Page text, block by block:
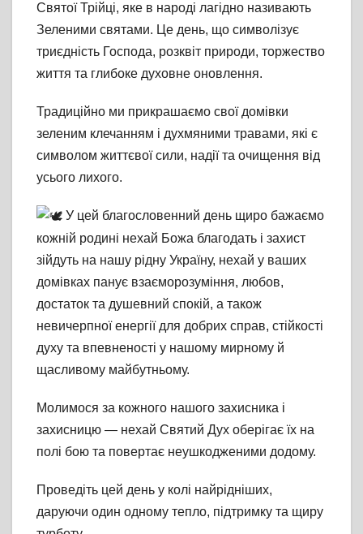
Святої Трійці, яке в народі лагідно називають
Зеленими святами. Це день, що символізує
триєдність Господа, розквіт природи, торжество
життя та глибоке духовне оновлення.
Традиційно ми прикрашаємо свої домівки
зеленим клечанням і духмяними травами, які є
символом життєвої сили, надії та очищення від
усього лихого.
У цей благословенний день щиро бажаємо
кожній родині нехай Божа благодать і захист
зійдуть на нашу рідну Україну, нехай у ваших
домівках панує взаєморозуміння, любов,
достаток та душевний спокій, а також
невичерпної енергії для добрих справ, стійкості
духу та впевненості у нашому мирному й
щасливому майбутньому.
Молимося за кожного нашого захисника і
захисницю — нехай Святий Дух оберігає їх на
полі бою та повертає неушкодженими додому.
Проведіть цей день у колі найрідніших,
даруючи один одному тепло, підтримку та щиру